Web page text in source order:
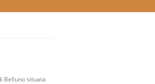
Belluno situata